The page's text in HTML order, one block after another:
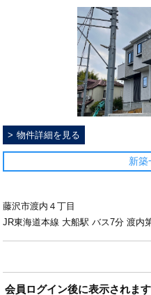
物件詳細を見る
新築
藤沢市渡内４丁目
JR東海道本線 大船駅 バス7分 渡内
会員ログイン後に表示されます